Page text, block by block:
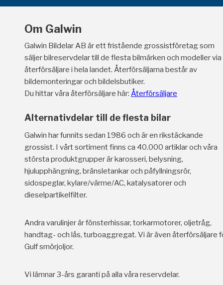
Om Galwin
Galwin Bildelar AB är ett fristående grossistföretag som
säljer bilreservdelar till de flesta bilmärken och modeller via
återförsäljare i hela landet. Återförsäljarna består av
bildemonteringar och bildelsbutiker.
Du hittar våra återförsäljare här: Återförsäljare
Alternativdelar till de flesta bilar
Galwin har funnits sedan 1986 och är en rikstäckande
grossist. I vårt sortiment finns ca 40.000 artiklar och våra
största produktgrupper är karosseri, belysning,
hjulupphängning, bränsletankar och påfyllningsrör,
sidospeglar, kylare/värme/AC, katalysatorer och
dieselpartikelfilter.
Andra varulinjer är fönsterhissar, torkarmotorer, oljetråg,
handtag- och lås, turboaggregat. Vi är även återförsäljare
Gulf smörjoljor.
Vi lämnar 3-års garanti på alla våra reservdelar.